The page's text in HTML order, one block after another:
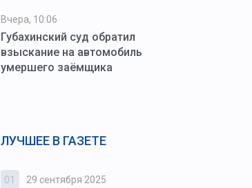
Вчера, 10:06
Губахинский суд обратил
взыскание на автомобиль
умершего заёмщика
ЛУЧШЕЕ В ГАЗЕТЕ
01 29 сентября 2025